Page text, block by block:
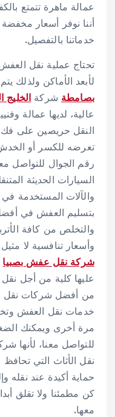
عمالة ماهرة تتمتع
أننا نوفر أسعار مخفضة
خدماتنا بالتفصيل.
تحتاج عملية نقل
لأبعد الأماكن ولذلك
بصامطة شركة الخليج
عالية، لديها عمالة
النقل حريصين على فك
تعرضه للكسر أو
رقم الجوال للتواصل
السيارات الحديثة
والآلات المستخدمة
بتسليم العفش في
والتخلص من كافة
وأسعار تنافسية لا مثيل
شركة نقل عفش بصبيا
عليها كلية من أجل نقل
من أفضل شركات نقل
خدمات نقل العفش
مرة أخرى ويمكنك
للتواصل معنا، لأنها
نقل الأثاث التي
حماية أكيدة عند نقله
كن مطمئنا ولا تقلق
معها.